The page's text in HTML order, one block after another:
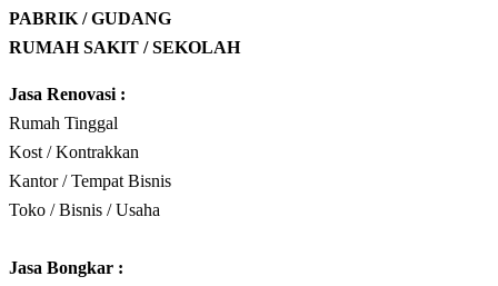
PABRIK / GUDANG
RUMAH SAKIT / SEKOLAH
Jasa Renovasi :
Rumah Tinggal
Kost / Kontrakkan
Kantor / Tempat Bisnis
Toko / Bisnis / Usaha
Jasa Bongkar :